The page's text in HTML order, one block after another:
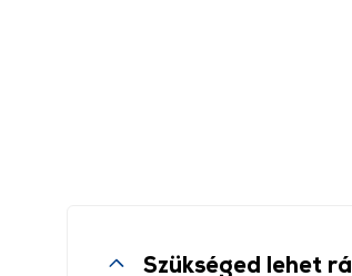
Szükséged lehet rá